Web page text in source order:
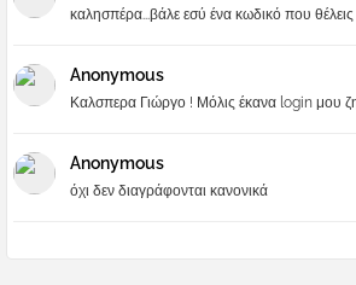
καλησπέρα...βάλε εσύ ένα κωδικό που θέλεις
Anonymous
Καλσπερα Γιώργο ! Μόλις έκανα login μου
Anonymous
όχι δεν διαγράφονται κανονικά